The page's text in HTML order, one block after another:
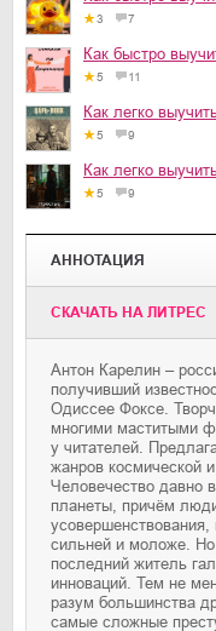
3 7
Как быстро
5 11
Как легко
5 9
Как легко
5 9
АННОТАЦИЯ
CКАЧАТЬ НА ЛИТРЕС
Антон Карелин –
получивший
Одиссее Фоксе.
многими маститыми
у читателей.
жанров космической
Человечество давно
планеты, причём
сильней и моложе. Но
последний житель
инноваций. Тем не
разум большинства
самые сложные